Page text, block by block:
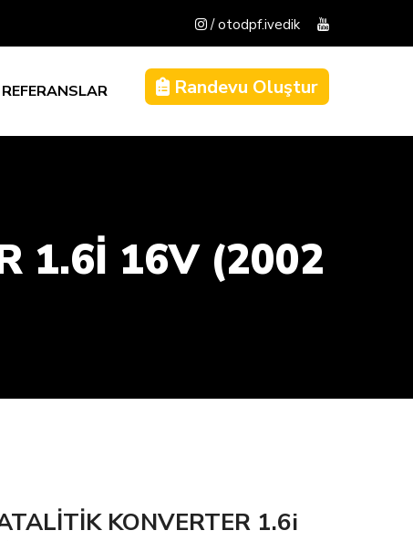
/ otodpf.ivedik
REFERANSLAR Randevu Oluştur
1.6I 16V (2002
KONVERTER 1.6i